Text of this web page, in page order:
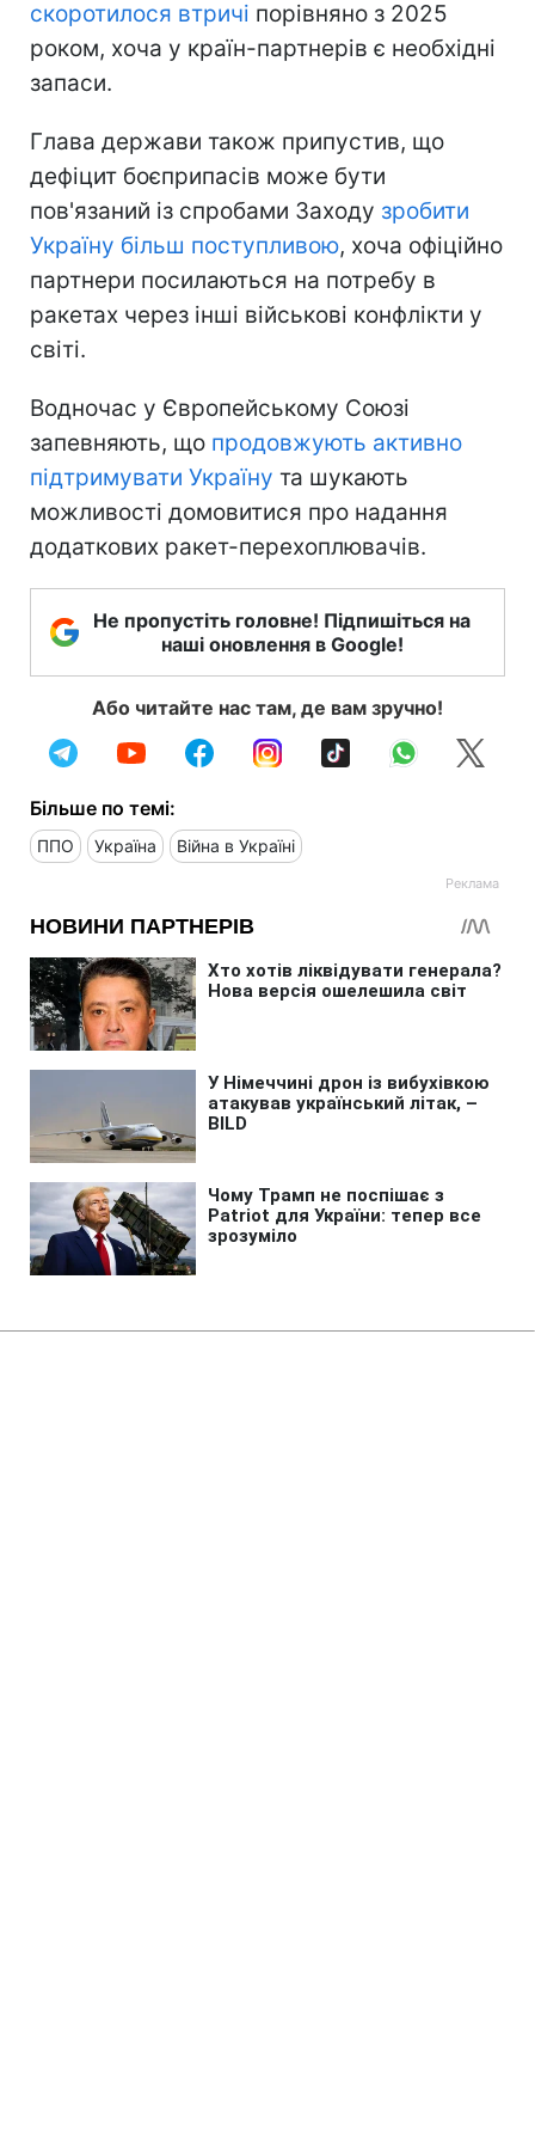
скоротилося втричі порівняно з 2025
роком, хоча у країн-партнерів є необхідні
запаси.
Глава держави також припустив, що
дефіцит боєприпасів може бути
пов'язаний із спробами Заходу зробити
Україну більш поступливою, хоча офіційно
партнери посилаються на потребу в
ракетах через інші військові конфлікти у
світі.
Водночас у Європейському Союзі
запевняють, що продовжують активно
підтримувати Україну та шукають
можливості домовитися про надання
додаткових ракет-перехоплювачів.
Не пропустіть головне! Підпишіться на
наші оновлення в Google!
Або читайте нас там, де вам зручно!
Більше по темі:
ППО Україна Війна в Україні